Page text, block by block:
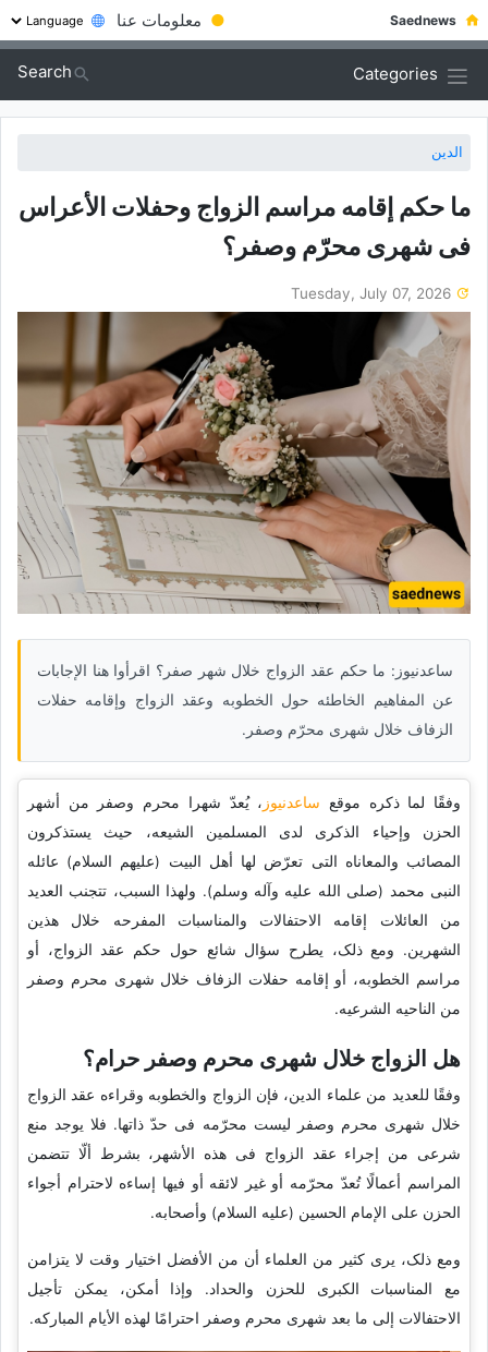
Saednews
● معلومات عنا
Categories
Search
الدين
ما حکم إقامه مراسم الزواج وحفلات الأعراس
فی شهری محرّم وصفر؟
ساعدنیوز: ما حکم عقد الزواج خلال شهر صفر؟ اقرأوا هنا الإجابات
عن المفاهیم الخاطئه حول الخطوبه وعقد الزواج وإقامه حفلات
الزفاف خلال شهری محرّم وصفر.
وفقًا لما ذکره موقع ساعدنیوز ، یُعدّ شهرا محرم وصفر من أشهر
الحزن وإحیاء الذکرى لدى المسلمین الشیعه، حیث یستذکرون
المصائب والمعاناه التی تعرّض لها أهل البیت (علیهم السلام) عائله
النبی محمد (صلى الله علیه وآله وسلم). ولهذا السبب، تتجنب العدید
من العائلات إقامه الاحتفالات والمناسبات المفرحه خلال هذین
الشهرین. ومع ذلک، یطرح سؤال شائع حول حکم عقد الزواج، أو
مراسم الخطوبه، أو إقامه حفلات الزفاف خلال شهری محرم وصفر
من الناحیه الشرعیه.
هل الزواج خلال شهری محرم وصفر حرام؟
وفقًا للعدید من علماء الدین، فإن الزواج والخطوبه وقراءه عقد الزواج
خلال شهری محرم وصفر لیست محرّمه فی حدّ ذاتها. فلا یوجد منع
شرعی من إجراء عقد الزواج فی هذه الأشهر، بشرط ألّا تتضمن
المراسم أعمالًا تُعدّ محرّمه أو غیر لائقه أو فیها إساءه لاحترام أجواء
الحزن على الإمام الحسین (علیه السلام) وأصحابه.
ومع ذلک، یرى کثیر من العلماء أن من الأفضل اختیار وقت لا یتزامن
مع المناسبات الکبرى للحزن والحداد. وإذا أمکن، یمکن تأجیل
الاحتفالات إلى ما بعد شهری محرم وصفر احترامًا لهذه الأیام المبارکه.